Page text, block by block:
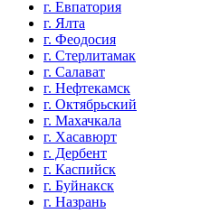
г. Евпатория
г. Ялта
г. Феодосия
г. Стерлитамак
г. Салават
г. Нефтекамск
г. Октябрьский
г. Махачкала
г. Хасавюрт
г. Дербент
г. Каспийск
г. Буйнакск
г. Назрань